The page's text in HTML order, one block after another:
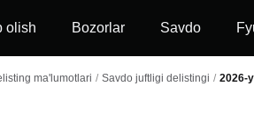
olish Bozorlar Savdo
ma'lumotlari / Savdo juftligi delistingi / 2026-